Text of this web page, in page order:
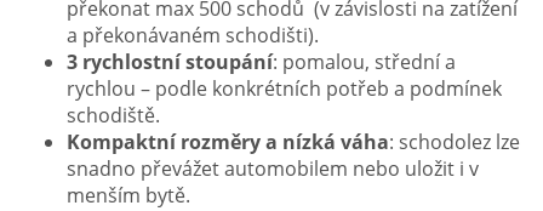
překonat max 500 schodů (v závislosti na zatížení
a překonávaném schodišti).
3 rychlostní stoupání: pomalou, střední a
rychlou – podle konkrétních potřeb a podmínek
schodiště.
Kompaktní rozměry a nízká váha: schodolez lze
snadno převážet automobilem nebo uložit i v
menším bytě.